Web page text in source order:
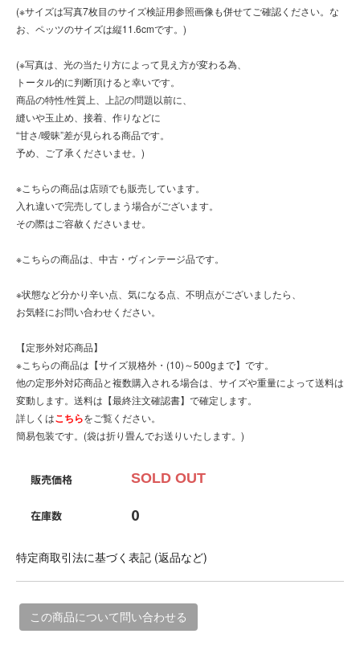
(※サイズは写真7枚目のサイズ検証用参照画像も併せてご確認ください。な
お、ペッツのサイズは縦11.6cmです。)
(※写真は、光の当たり方によって見え方が変わる為、
トータル的に判断頂けると幸いです。
商品の特性/性質上、上記の問題以前に、
縫いや玉止め、接着、作りなどに
“甘さ/曖昧”差が見られる商品です。
予め、ご了承くださいませ。)
※こちらの商品は店頭でも販売しています。
入れ違いで完売してしまう場合がございます。
その際はご容赦くださいませ。
※こちらの商品は、中古・ヴィンテージ品です。
※状態など分かり辛い点、気になる点、不明点がございましたら、
お気軽にお問い合わせください。
【定形外対応商品】
※こちらの商品は【サイズ規格外・(10)～500gまで】です。
他の定形外対応商品と複数購入される場合は、サイズや重量によって送料は
変動します。送料は【最終注文確認書】で確定します。
詳しくはこちらをご覧ください。
簡易包装です。(袋は折り畳んでお送りいたします。)
販売価格 SOLD OUT
在庫数 0
特定商取引法に基づく表記 (返品など)
この商品について問い合わせる